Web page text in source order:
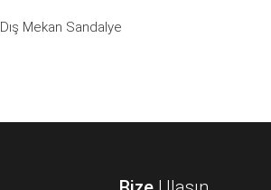
Dış Mekan Sandalye